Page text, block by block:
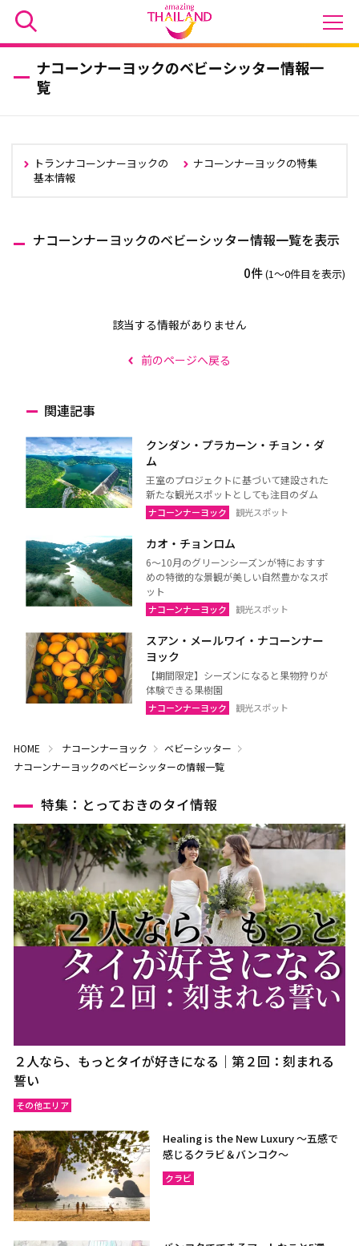
ナコーンナーヨックのベビーシッター情報一
覧
トランナコーンナーヨックの
基本情報
ナコーンナーヨックの特集
ナコーンナーヨックのベビーシッター情報一覧を表示
0件(1〜0件目を表示)
該当する情報がありません
前のページへ戻る
関連記事
クンダン・プラカーン・チョン・ダ
ム
王室のプロジェクトに基づいて建設された
新たな観光スポットとしても注目のダム
ナコーンナーヨック 観光スポット
カオ・チョンロム
6～10月のグリーンシーズンが特におすす
めの特徴的な景観が美しい自然豊かなスポ
ット
ナコーンナーヨック 観光スポット
スアン・メールワイ・ナコーンナー
ヨック
【期間限定】シーズンになると果物狩りが
体験できる果樹園
ナコーンナーヨック 観光スポット
HOME ナコーンナーヨック
ベビーシッター
ナコーンナーヨックのベビーシッターの情報一覧
特集：とっておきのタイ情報
２人なら、もっとタイが好きになる｜第２回：刻まれる
誓い
その他エリア
Healing is the New Luxury ～五感で
感じるクラビ＆バンコク～
クラビ